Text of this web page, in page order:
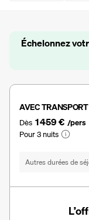
Échelonnez
AVEC TRANSPORT
Dès 1 459 € /pers
Pour 3 nuits
Autres durées de